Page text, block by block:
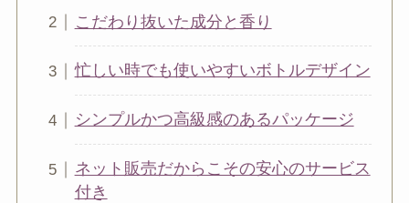
こだわり抜いた成分と香り
忙しい時でも使いやすいボトルデザイン
シンプルかつ高級感のあるパッケージ
ネット販売だからこその安心のサービス
付き